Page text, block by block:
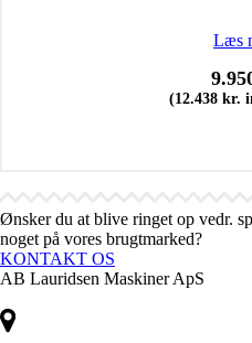
Læs
(12.438 kr.
Ønsker du at blive ringet op vedr.
noget på vores brugtmarked?
KONTAKT OS
AB Lauridsen Maskiner ApS